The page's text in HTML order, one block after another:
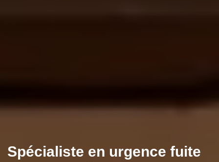
Spécialiste en urgence fuite